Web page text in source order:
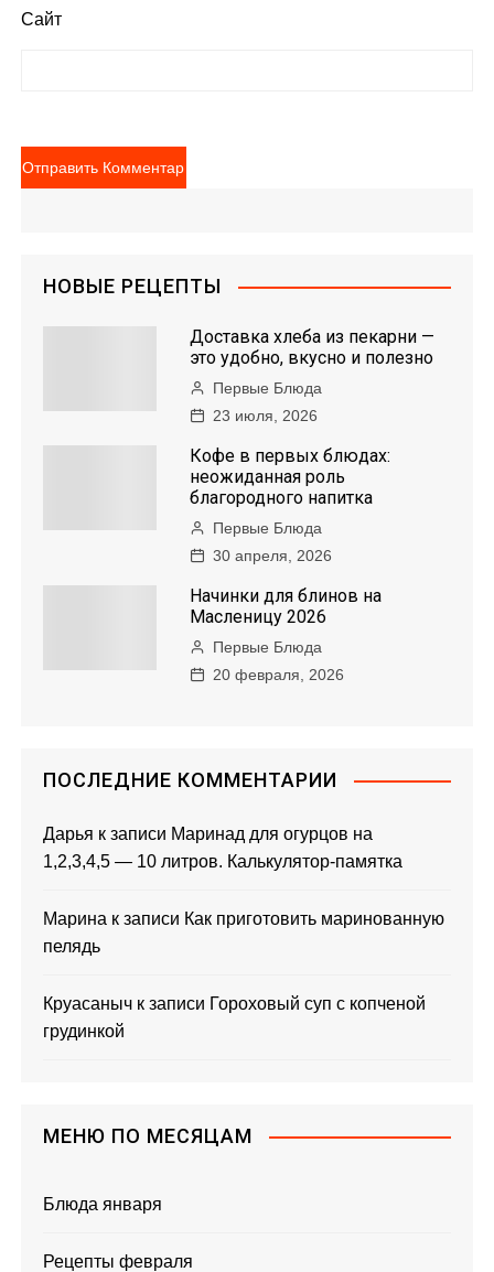
Сайт
НОВЫЕ РЕЦЕПТЫ
Доставка хлеба из пекарни —
это удобно, вкусно и полезно
Первые Блюда
23 июля, 2026
Кофе в первых блюдах:
неожиданная роль
благородного напитка
Первые Блюда
30 апреля, 2026
Начинки для блинов на
Масленицу 2026
Первые Блюда
20 февраля, 2026
ПОСЛЕДНИЕ КОММЕНТАРИИ
Дарья к записи Маринад для огурцов на
1,2,3,4,5 — 10 литров. Калькулятор-памятка
Марина к записи Как приготовить маринованную
пелядь
Круасаныч к записи Гороховый суп с копченой
грудинкой
МЕНЮ ПО МЕСЯЦАМ
Блюда января
Рецепты февраля